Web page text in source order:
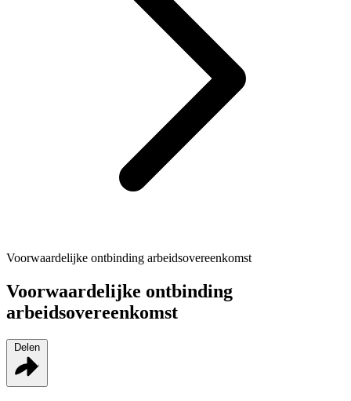
Voorwaardelijke ontbinding arbeidsovereenkomst
Voorwaardelijke ontbinding
arbeidsovereenkomst